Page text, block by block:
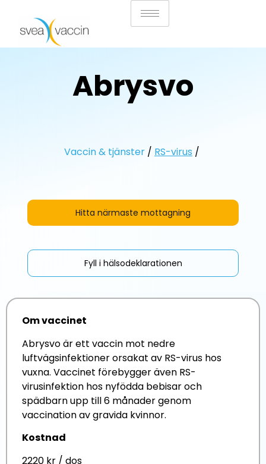
Abrysvo
Vaccin & tjänster / RS-virus /
Hitta närmaste mottagning
Fyll i hälsodeklarationen
Om vaccinet
Abrysvo är ett vaccin mot nedre
luftvägsinfektioner orsakat av RS-virus hos
vuxna. Vaccinet förebygger även RS-
virusinfektion hos nyfödda bebisar och
spädbarn upp till 6 månader genom
vaccination av gravida kvinnor.
Kostnad
2220 kr / dos